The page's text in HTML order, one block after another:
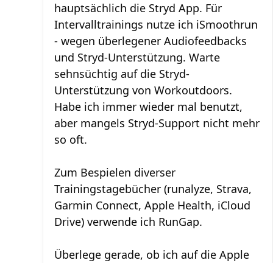
hauptsächlich die Stryd App. Für
Intervalltrainings nutze ich iSmoothrun
- wegen überlegener Audiofeedbacks
und Stryd-Unterstützung. Warte
sehnsüchtig auf die Stryd-
Unterstützung von Workoutdoors.
Habe ich immer wieder mal benutzt,
aber mangels Stryd-Support nicht mehr
so oft.
Zum Bespielen diverser
Trainingstagebücher (runalyze, Strava,
Garmin Connect, Apple Health, iCloud
Drive) verwende ich RunGap.
Überlege gerade, ob ich auf die Apple